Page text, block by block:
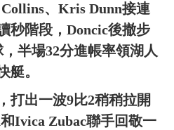
、Kris Dunn接連
秒階段，Doncic後撤步
半場32分進帳率領湖人
艇。
打出一波9比2稍稍拉開
Ivica Zubac聯手回敬一